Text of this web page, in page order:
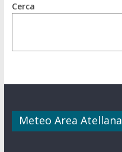
Cerca
Meteo Area Atellana